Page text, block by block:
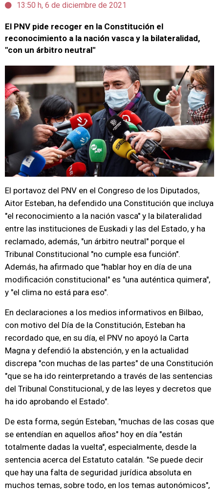
13:50 h, 6 de diciembre de 2021
El PNV pide recoger en la Constitución el
reconocimiento a la nación vasca y la bilateralidad,
"con un árbitro neutral"
El portavoz del PNV en el Congreso de los Diputados,
Aitor Esteban, ha defendido una Constitución que incluya
"el reconocimiento a la nación vasca" y la bilateralidad
entre las instituciones de Euskadi y las del Estado, y ha
reclamado, además, "un árbitro neutral" porque el
Tribunal Constitucional "no cumple esa función".
Además, ha afirmado que "hablar hoy en día de una
modificación constitucional" es "una auténtica quimera",
y "el clima no está para eso".
En declaraciones a los medios informativos en Bilbao,
con motivo del Día de la Constitución, Esteban ha
recordado que, en su día, el PNV no apoyó la Carta
Magna y defendió la abstención, y en la actualidad
discrepa "con muchas de las partes" de una Constitución
"que se ha ido reinterpretando a través de las sentencias
del Tribunal Constitucional, y de las leyes y decretos que
ha ido aprobando el Estado".
De esta forma, según Esteban, "muchas de las cosas que
se entendían en aquellos años" hoy en día "están
totalmente dadas la vuelta", especialmente, desde la
sentencia acerca del Estatuto catalán. "Se puede decir
que hay una falta de seguridad jurídica absoluta en
muchos temas, sobre todo, en los temas autonómicos",